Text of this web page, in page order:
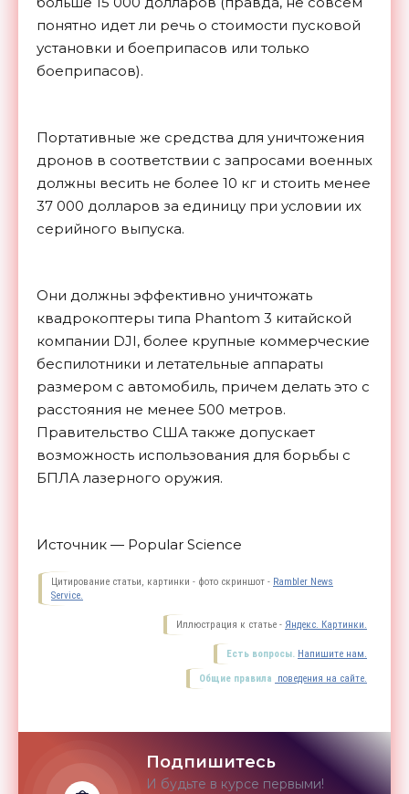
понятно идет ли речь о стоимости пусковой
установки и боеприпасов или только
боеприпасов).
Портативные же средства для уничтожения
дронов в соответствии с запросами военных
должны весить не более 10 кг и стоить менее
37 000 долларов за единицу при условии их
серийного выпуска.
Они должны эффективно уничтожать
квадрокоптеры типа Phantom 3 китайской
компании DJI, более крупные коммерческие
беспилотники и летательные аппараты
размером с автомобиль, причем делать это с
расстояния не менее 500 метров.
Правительство США также допускает
возможность использования для борьбы с
БПЛА лазерного оружия.
Источник — Popular Science
Цитирование статьи, картинки - фото скриншот - Rambler News
Service.
Иллюстрация к статье - Яндекс. Картинки.
Есть вопросы. Напишите нам.
Общие правила поведения на сайте.
Подпишитесь
И будьте в курсе первыми!